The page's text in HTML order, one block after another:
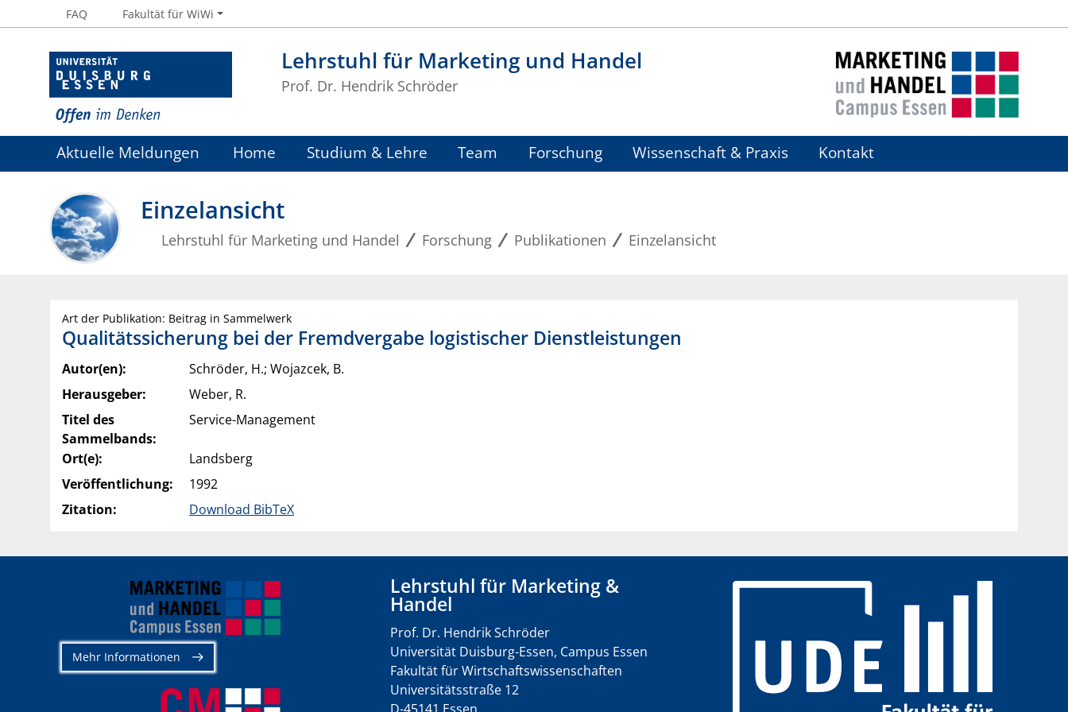
Lehrstuhl für Marketing und Handel
Prof. Dr. Hendrik Schröder
FAQ Fakultät für WiWi
Aktuelle Meldungen Home Studium & Lehre Team Forschung Wissenschaft & Praxis Kontakt
Einzelansicht
Lehrstuhl für Marketing und Handel Forschung Publikationen Einzelansicht
Art der Publikation: Beitrag in Sammelwerk
Qualitätssicherung bei der Fremdvergabe logistischer Dienstleistungen
Autor(en):
Schröder, H.; Wojazcek, B.
Herausgeber:
Weber, R.
Titel des
Sammelbands:
Service-Management
Ort(e):
Landsberg
Veröffentlichung:
1992
Zitation:
Download BibTeX
Mehr Informationen
Lehrstuhl für Marketing &
Handel
Prof. Dr. Hendrik Schröder
Universität Duisburg-Essen, Campus Essen
Fakultät für Wirtschaftswissenschaften
Universitätsstraße 12